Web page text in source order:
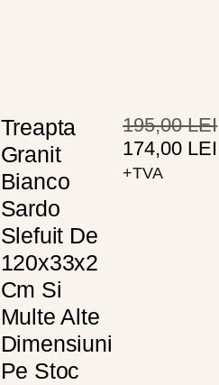
Treapta
Granit
Bianco
Sardo
Slefuit De
120x33x2
Cm Si
Multe Alte
Dimensiuni
Pe Stoc
195,00LEI
174,00 LEI
+TVA